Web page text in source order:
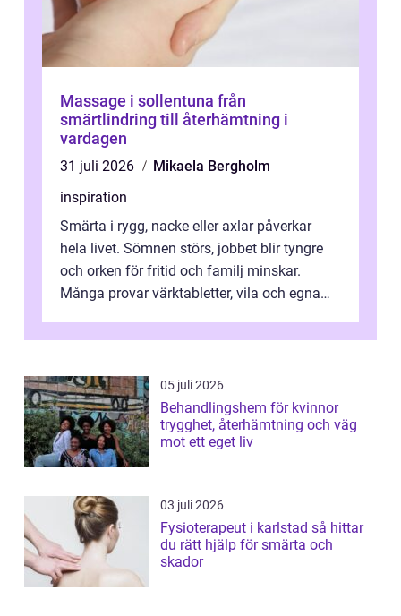
Massage i sollentuna från
smärtlindring till återhämtning i
vardagen
31 juli 2026
Mikaela Bergholm
inspiration
Smärta i rygg, nacke eller axlar påverkar
hela livet. Sömnen störs, jobbet blir tyngre
och orken för fritid och familj minskar.
Många provar värktabletter, vila och egna
05 juli 2026
Behandlingshem för kvinnor
trygghet, återhämtning och väg
mot ett eget liv
03 juli 2026
Fysioterapeut i karlstad så hittar
du rätt hjälp för smärta och
skador